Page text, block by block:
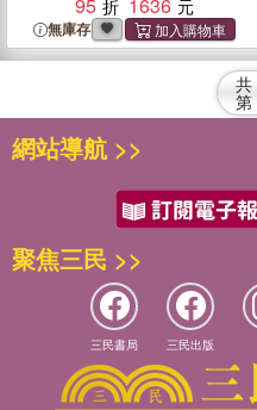
current archaeological
record
無庫存
共
第
網站導航 >>
聚焦三民 >>
三民書局 三民出版